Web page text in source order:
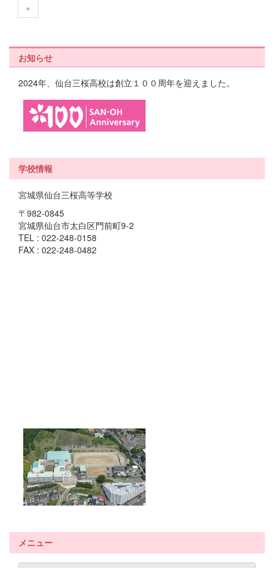
»
お知らせ
2024年、仙台三桜高校は創立１００周年を迎えました。
学校情報
宮城県仙台三桜高等学校
〒982-0845
宮城県仙台市太白区門前町9-2
TEL : 022-248-0158
FAX : 022-248-0482
メニュー